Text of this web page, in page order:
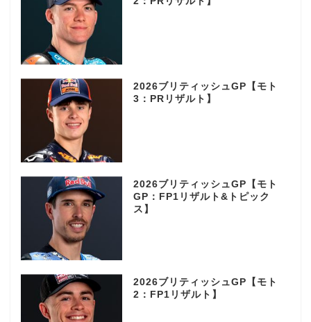
2026ブリティッシュGP【モト
3：PRリザルト】
2026ブリティッシュGP【モト
GP：FP1リザルト&トピック
ス】
2026ブリティッシュGP【モト
2：FP1リザルト】